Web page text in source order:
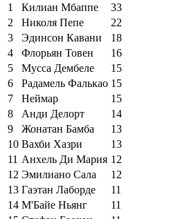
1
Килиан Мбаппе
33
2
Николя Пепе
22
3
Эдинсон Кавани
18
4
Флорьян Товен
16
5
Мусса Дембеле
15
6
Радамель Фалькао 15
7
Неймар
15
8
Анди Делорт
14
9
Жонатан Бамба
13
10 Вахби Хазри
13
11 Анхель Ди Мария 12
12 Эмилиано Сала
12
13 Гаэтан Лаборде
11
14 М'Байе Ньянг
11